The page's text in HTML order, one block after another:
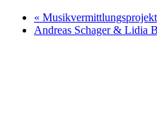
«
Andreas Schager & Lidia